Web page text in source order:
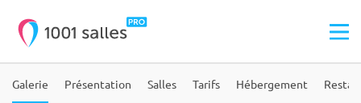
Galerie Présentation Salles Tarifs Hébergement